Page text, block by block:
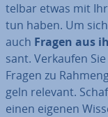
tel­bar etwas mit
tun haben. Um
auch Fragen aus
sant. Verkaufen
Fragen zu
geln relevant.
einen eigenen